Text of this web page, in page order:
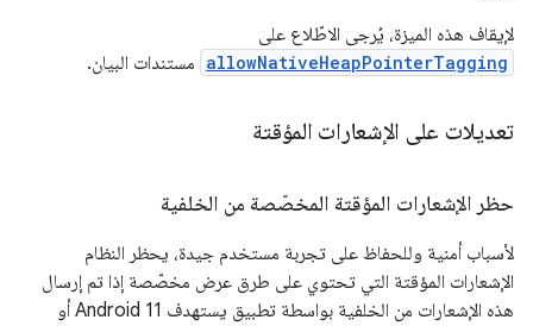
لإيقاف هذه الميزة، يُرجى الاطّلاع على
allowNativeHeapPointerTagging مستندات البيان.
تعديلات على الإشعارات المؤقتة
حظر الإشعارات المؤقتة المخصّصة من الخلفية
لأسباب أمنية وللحفاظ على تجربة مستخدم جيدة، يحظر النظام
الإشعارات المؤقتة التي تحتوي على طرق عرض مخصّصة إذا تم إرسال
هذه الإشعارات من الخلفية بواسطة تطبيق يستهدف Android 11 أو